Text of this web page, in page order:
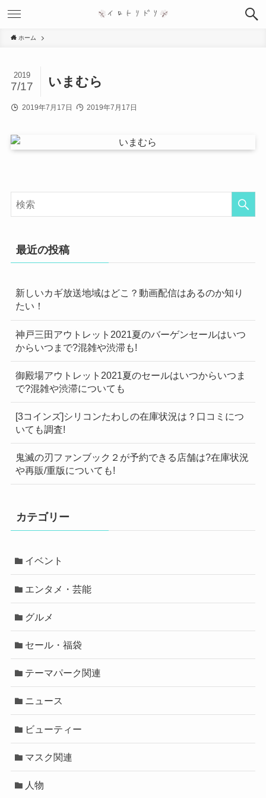
ホーム
いまむら
2019
7/17
2019年7月17日 2019年7月17日
最近の投稿
新しいカギ放送地域はどこ？動画配信はあるのか知り
たい！
神戸三田アウトレット2021夏のバーゲンセールはいつ
からいつまで?混雑や渋滞も!
御殿場アウトレット2021夏のセールはいつからいつま
で?混雑や渋滞についても
[3コインズ]シリコンたわしの在庫状況は？口コミにつ
いても調査!
鬼滅の刃ファンブック２が予約できる店舗は?在庫状況
や再販/重版についても!
カテゴリー
イベント
エンタメ・芸能
グルメ
セール・福袋
テーマパーク関連
ニュース
ビューティー
マスク関連
人物